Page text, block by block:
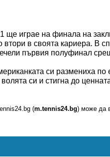
ще играе на финала на
втори в своята кариера. В
първия полуфинал
си размениха по
си и стигна до
(m.tennis24.bg) може да